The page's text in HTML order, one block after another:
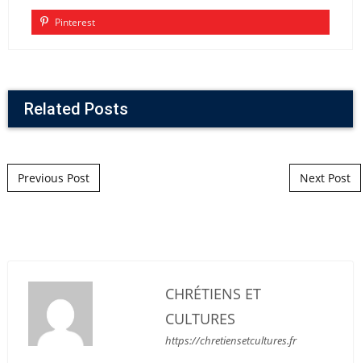
Pinterest
Related Posts
Post navigation
Previous Post Next Post
CHRÉTIENS ET
CULTURES
https://chretiensetcultures.fr